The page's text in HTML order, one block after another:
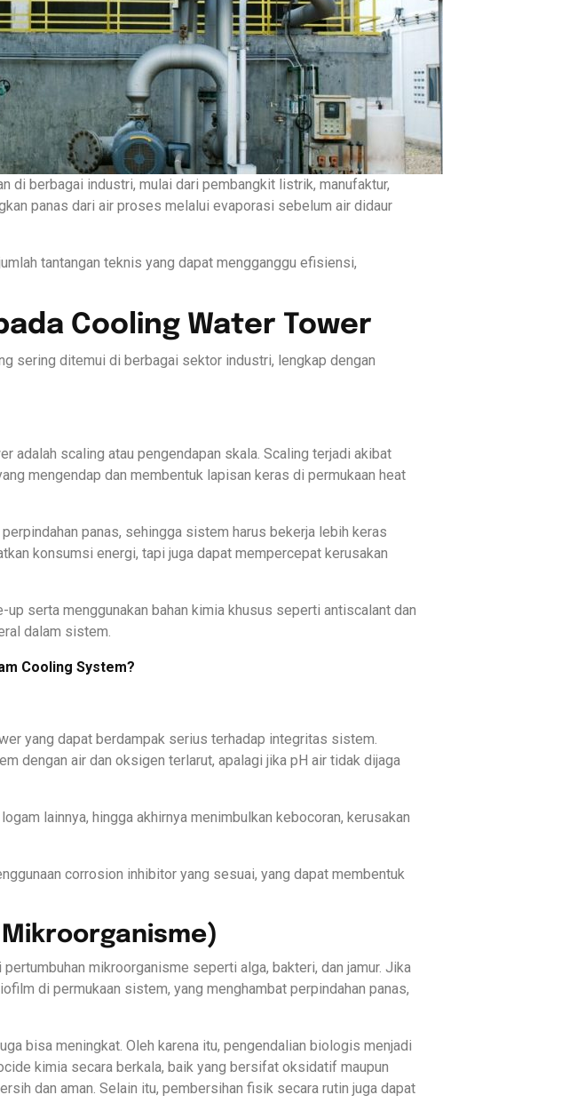
di berbagai industri, mulai dari pembangkit listrik, manufaktur,
panas dari air proses melalui evaporasi sebelum air didaur
tantangan teknis yang dapat mengganggu efisiensi,
Cooling Water Tower
sering ditemui di berbagai sektor industri, lengkap dengan
adalah scaling atau pengendapan skala. Scaling terjadi akibat
mengendap dan membentuk lapisan keras di permukaan heat
panas, sehingga sistem harus bekerja lebih keras
konsumsi energi, tapi juga dapat mempercepat kerusakan
serta menggunakan bahan kimia khusus seperti antiscalant dan
dalam sistem.
Cooling System?
yang dapat berdampak serius terhadap integritas sistem.
dengan air dan oksigen terlarut, apalagi jika pH air tidak dijaga
lainnya, hingga akhirnya menimbulkan kebocoran, kerusakan
corrosion inhibitor yang sesuai, yang dapat membentuk
mikroorganisme seperti alga, bakteri, dan jamur. Jika
di permukaan sistem, yang menghambat perpindahan panas,
bisa meningkat. Oleh karena itu, pengendalian biologis menjadi
kimia secara berkala, baik yang bersifat oksidatif maupun
dan aman. Selain itu, pembersihan fisik secara rutin juga dapat